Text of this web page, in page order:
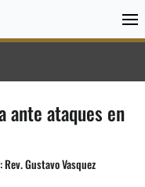
ante ataques en
Gustavo Vasquez